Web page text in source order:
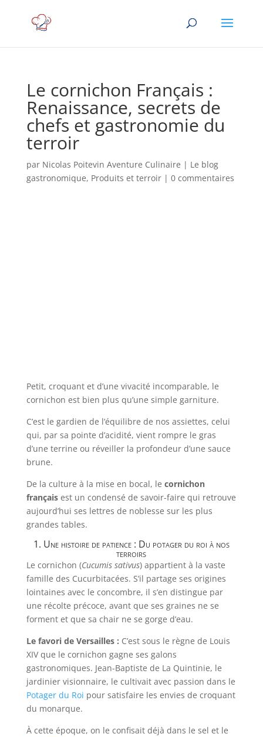
Le cornichon Français :
Renaissance, secrets de
chefs et gastronomie du
terroir
par Nicolas Poitevin Aventure Culinaire | Le blog
gastronomique, Produits et terroir| 0 commentaires
Petit, croquant et d’une vivacité incomparable, le
cornichon est bien plus qu’une simple garniture.
C’est le gardien de l’équilibre de nos assiettes, celui
qui, par sa pointe d’acidité, vient rompre le gras
d’une terrine ou réveiller la profondeur d’une sauce
brune.
De la culture à la mise en bocal, le cornichon
françaisest un condensé de savoir-faire qui retrouve
aujourd’hui ses lettres de noblesse sur les plus
grandes tables.
1. Une histoire de patience : Du potager du roi à nos
terroirs
Le cornichon (Cucumis sativus) appartient à la vaste
famille des Cucurbitacées. S’il partage ses origines
lointaines avec le concombre, il s’en distingue par
une récolte précoce, avant que ses graines ne se
forment et que sa chair ne se gorge d’eau.
Le favori de Versailles : C’est sous le règne de Louis
XIV que le cornichon gagne ses galons
gastronomiques. Jean-Baptiste de La Quintinie, le
jardinier visionnaire, le cultivait avec passion dans le
Potager du Roi pour satisfaire les envies de croquant
du monarque.
À cette époque, on le confisait déjà dans le sel et le